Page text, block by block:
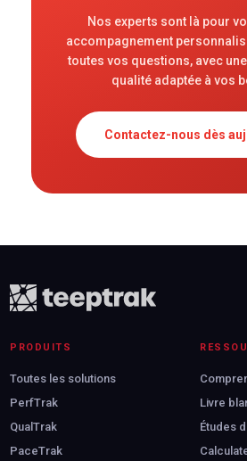
Nos experts sont là pour
accompagnement
toutes vos questions, avec
qualité adaptée à vos
Contactez-nous dès
PRODUITS
Toutes les solutions
PerfTrak
QualTrak
PaceTrak
Livre
Études